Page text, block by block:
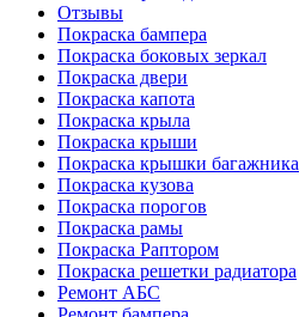
Отзывы
Покраска бампера
Покраска боковых зеркал
Покраска двери
Покраска капота
Покраска крыла
Покраска крыши
Покраска крышки багажника
Покраска кузова
Покраска порогов
Покраска рамы
Покраска Раптором
Покраска решетки радиатора
Ремонт АБС